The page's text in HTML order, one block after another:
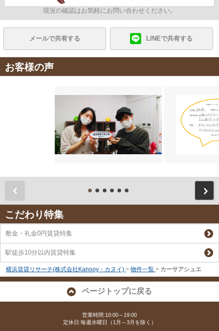
現況の確認はお気軽にお問い合わせください。
メールで共有する LINEで共有する
お客様の声
こだわり特集
敷金・礼金0円賃貸特集
駅徒歩10分以内賃貸特集
横浜賃貸リサーチ(株式会社Kanooy・カヌイ) > 物件一覧 > カーサアシュエ
ページトップに戻る
営業時間:10:00～19:00
定休日:毎週水曜日（1月～3月を除く）